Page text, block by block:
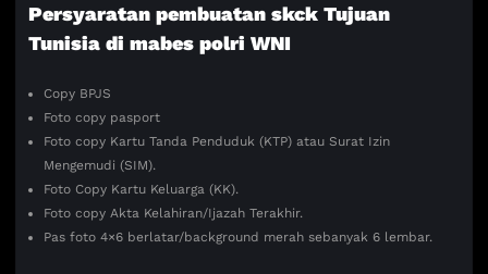
Persyaratan pembuatan skck Tujuan
Tunisia di mabes polri WNI
Copy BPJS
Foto copy pasport
Foto copy Kartu Tanda Penduduk (KTP) atau Surat Izin
Mengemudi (SIM).
Foto Copy Kartu Keluarga (KK).
Foto copy Akta Kelahiran/Ijazah Terakhir.
Pas foto 4×6 berlatar/background merah sebanyak 6 lembar.